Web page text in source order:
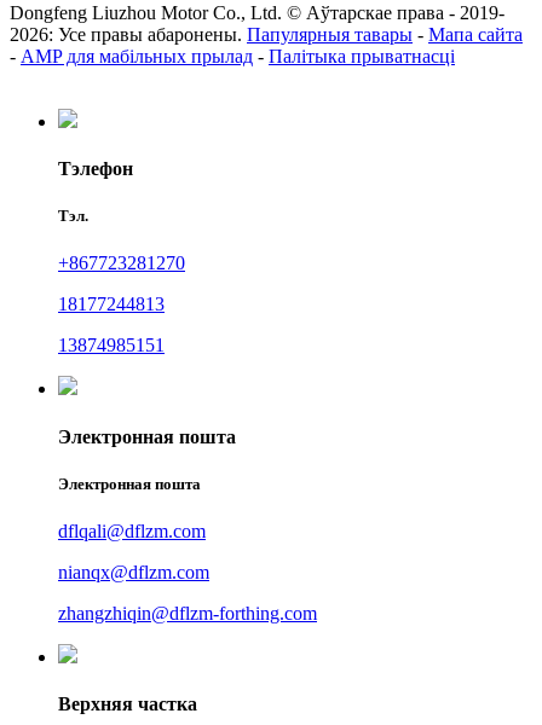
Dongfeng Liuzhou Motor Co., Ltd. © Аўтарскае права - 2019-
2026: Усе правы абаронены. Папулярныя тавары - Мапа сайта
- AMP для мабільных прылад - Палітыка прыватнасці
Тэлефон
Тэл.
+867723281270
18177244813
13874985151
Электронная пошта
Электронная пошта
dflqali@dflzm.com
nianqx@dflzm.com
zhangzhiqin@dflzm-forthing.com
Верхняя частка